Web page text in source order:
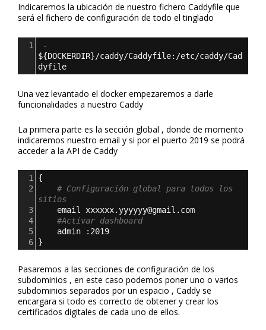
Indicaremos la ubicación de nuestro fichero Caddyfile que
será el fichero de configuración de todo el tinglado
1
${DOCKERDIR}/caddy/Caddyfile:/etc/caddy/Cad
dyfile
Una vez levantado el docker empezaremos a darle
funcionalidades a nuestro Caddy
La primera parte es la sección global , donde de momento
indicaremos nuestro email y si por el puerto 2019 se podrá
acceder a la API de Caddy
1 {
2
# Configuración global para todos los
sitios
3
email xxxxxx.yyyyyy@gmail.com
4
#Activar dashboard
5
admin :2019
6 }
Pasaremos a las secciones de configuración de los
subdominios , en este caso podemos poner uno o varios
subdominios separados por un espacio , Caddy se
encargara si todo es correcto de obtener y crear los
certificados digitales de cada uno de ellos.